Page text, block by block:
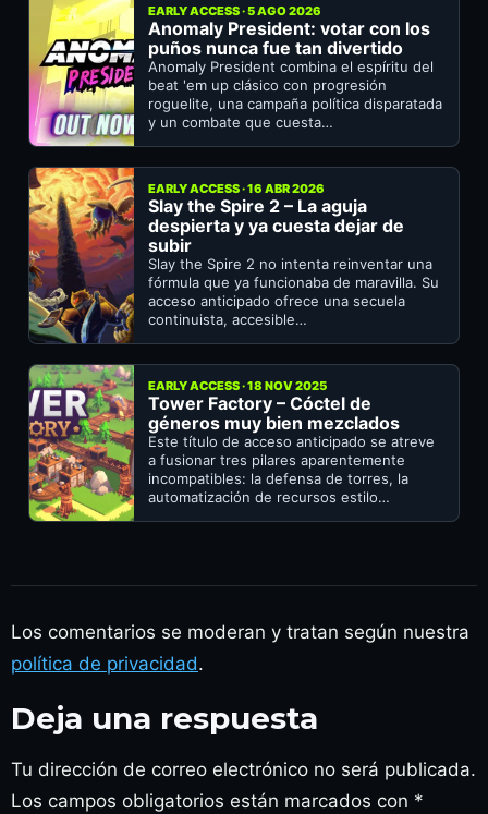
EARLY ACCESS · 5 AGO 2026
Anomaly President: votar con los
puños nunca fue tan divertido
Anomaly President combina el espíritu del
beat 'em up clásico con progresión
roguelite, una campaña política disparatada
y un combate que cuesta…
EARLY ACCESS · 16 ABR 2026
Slay the Spire 2 – La aguja
despierta y ya cuesta dejar de
subir
Slay the Spire 2 no intenta reinventar una
fórmula que ya funcionaba de maravilla. Su
acceso anticipado ofrece una secuela
continuista, accesible…
EARLY ACCESS · 18 NOV 2025
Tower Factory – Cóctel de
géneros muy bien mezclados
Este título de acceso anticipado se atreve
a fusionar tres pilares aparentemente
incompatibles: la defensa de torres, la
automatización de recursos estilo…
Los comentarios se moderan y tratan según nuestra
política de privacidad.
Deja una respuesta
Tu dirección de correo electrónico no será publicada.
Los campos obligatorios están marcados con *